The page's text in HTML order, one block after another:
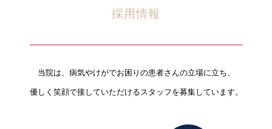
採用情報
当院は、病気やけがでお困りの患者さんの立場に立ち、
優しく笑顔で接していただけるスタッフを募集しています。